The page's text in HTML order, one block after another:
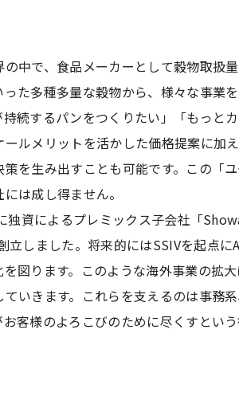
中で、食品メーカーとして穀物取扱
た多種多量な穀物から、様々な事業
続するパンをつくりたい」「もっと
ルメリットを活かした価格提案に加
を生み出すことも可能です。この「
は成し得ません。
資によるプレミックス子会社「
しました。将来的にはSSIVを起点に
図ります。このような海外事業の拡
いきます。これらを支えるのは事務
客様のよろこびのために尽くすとい